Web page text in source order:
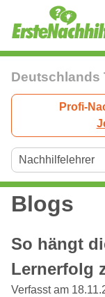
Deutschlands
Profi-
Blogs
So hängt
Lernerfolg
Verfasst am